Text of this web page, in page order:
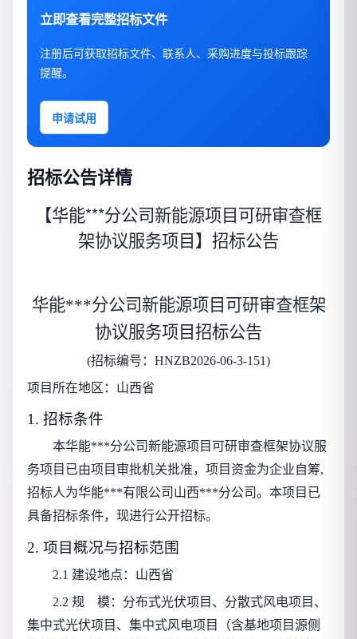
立即查看完整招标文件
注册后可获取招标文件、联系人、采购进度与投标跟踪
提醒。
申请试用
招标公告详情
【华能***分公司新能源项目可研审查框
架协议服务项目】招标公告
华能***分公司新能源项目可研审查框架
协议服务项目招标公告
(招标编号： HNZB2026-06-3-151)
项目所在地区： 山西省
1. 招标条件
本华能***分公司新能源项目可研审查框架协议服
务项目 已由项目审批机关批准，项目资金为企业自筹,
招标人为华能***有限公司山西***分公司。本项目已
具备招标条件，现进行公开招标。
2. 项目概况与招标范围
2.1 建设地点：山西省
2.2 规
模：分布式光伏项目、分散式风电项目、
集中式光伏项目、集中式风电项目（含基地项目源侧